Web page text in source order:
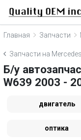
Главная Запчасти
Запчасти на
Б/у
W639 2003 -
двигатель
оптика